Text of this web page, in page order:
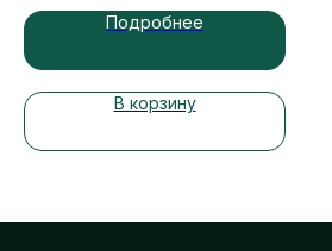
Подробнее
В корзину